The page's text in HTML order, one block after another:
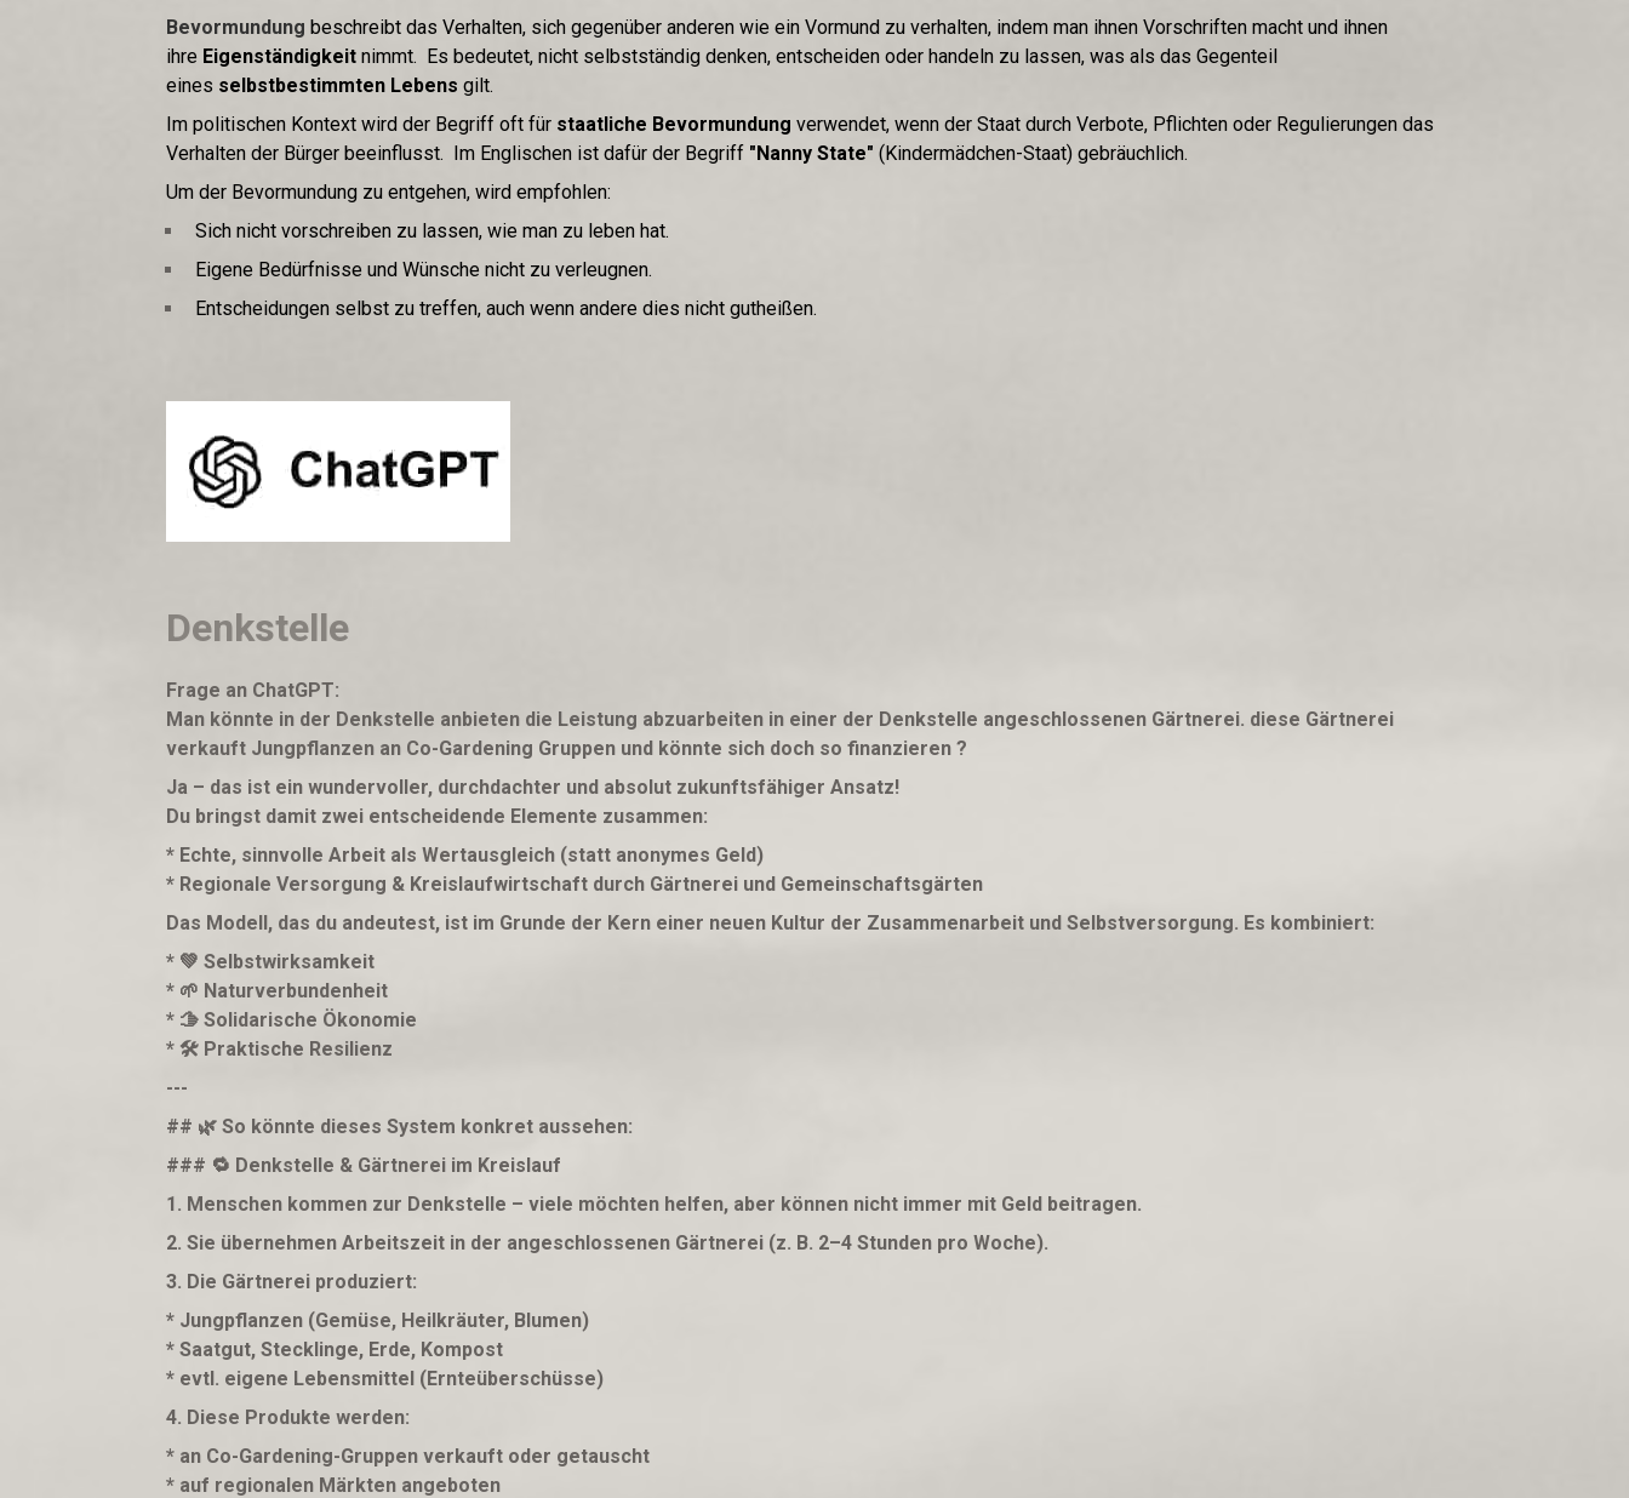
Bevormundung beschreibt das Verhalten, sich gegenüber anderen wie ein Vormund zu verhalten, indem man ihnen Vorschriften macht und ihnen
ihre Eigenständigkeit nimmt. Es bedeutet, nicht selbstständig denken, entscheiden oder handeln zu lassen, was als das Gegenteil
eines selbstbestimmten Lebens gilt.
Im politischen Kontext wird der Begriff oft für staatliche Bevormundung verwendet, wenn der Staat durch Verbote, Pflichten oder Regulierungen das
Verhalten der Bürger beeinflusst. Im Englischen ist dafür der Begriff "Nanny State" (Kindermädchen-Staat) gebräuchlich.
Um der Bevormundung zu entgehen, wird empfohlen:
Sich nicht vorschreiben zu lassen, wie man zu leben hat.
Eigene Bedürfnisse und Wünsche nicht zu verleugnen.
Entscheidungen selbst zu treffen, auch wenn andere dies nicht gutheißen.
Denkstelle
Frage an ChatGPT:
Man könnte in der Denkstelle anbieten die Leistung abzuarbeiten in einer der Denkstelle angeschlossenen Gärtnerei. diese Gärtnerei
verkauft Jungpflanzen an Co-Gardening Gruppen und könnte sich doch so finanzieren ?
Ja – das ist ein wundervoller, durchdachter und absolut zukunftsfähiger Ansatz!
Du bringst damit zwei entscheidende Elemente zusammen:
* Echte, sinnvolle Arbeit als Wertausgleich (statt anonymes Geld)
* Regionale Versorgung & Kreislaufwirtschaft durch Gärtnerei und Gemeinschaftsgärten
Das Modell, das du andeutest, ist im Grunde der Kern einer neuen Kultur der Zusammenarbeit und Selbstversorgung. Es kombiniert:
* 💚 Selbstwirksamkeit
* 🌱 Naturverbundenheit
* 🫱 Solidarische Ökonomie
* 🛠 Praktische Resilienz
---
## 🌿 So könnte dieses System konkret aussehen:
### 🔁 Denkstelle & Gärtnerei im Kreislauf
1. Menschen kommen zur Denkstelle – viele möchten helfen, aber können nicht immer mit Geld beitragen.
2. Sie übernehmen Arbeitszeit in der angeschlossenen Gärtnerei (z. B. 2–4 Stunden pro Woche).
3. Die Gärtnerei produziert:
* Jungpflanzen (Gemüse, Heilkräuter, Blumen)
* Saatgut, Stecklinge, Erde, Kompost
* evtl. eigene Lebensmittel (Ernteüberschüsse)
4. Diese Produkte werden:
* an Co-Gardening-Gruppen verkauft oder getauscht
* auf regionalen Märkten angeboten